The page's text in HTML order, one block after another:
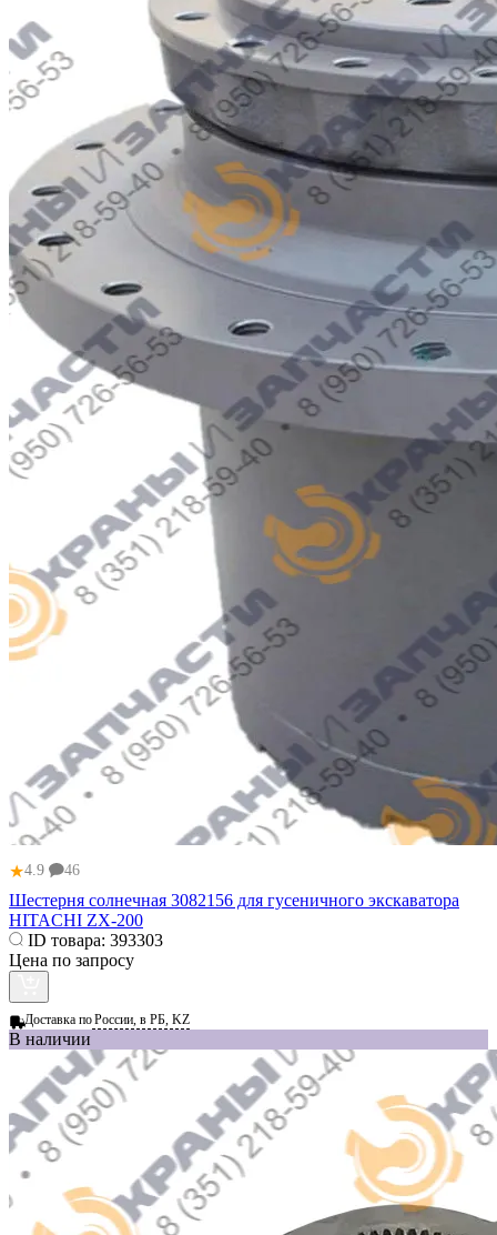
★4.9 46
Шестерня солнечная 3082156 для гусеничного экскаватора
HITACHI ZX-200
ID товара: 393303
Цена по запросу
Доставка поРоссии, в РБ, KZ
В наличии